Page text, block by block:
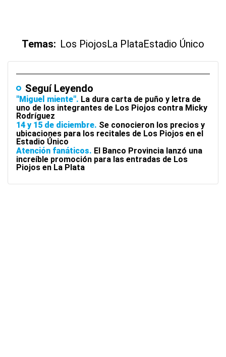
Temas: Los PiojosLa PlataEstadio Único
Seguí Leyendo
"Miguel miente" La dura carta de puño y letra de
uno de los integrantes de Los Piojos contra Micky
Rodríguez
14 y 15 de diciembre Se conocieron los precios y
ubicaciones para los recitales de Los Piojos en el
Estadio Único
Atención fanáticos El Banco Provincia lanzó una
increíble promoción para las entradas de Los
Piojos en La Plata